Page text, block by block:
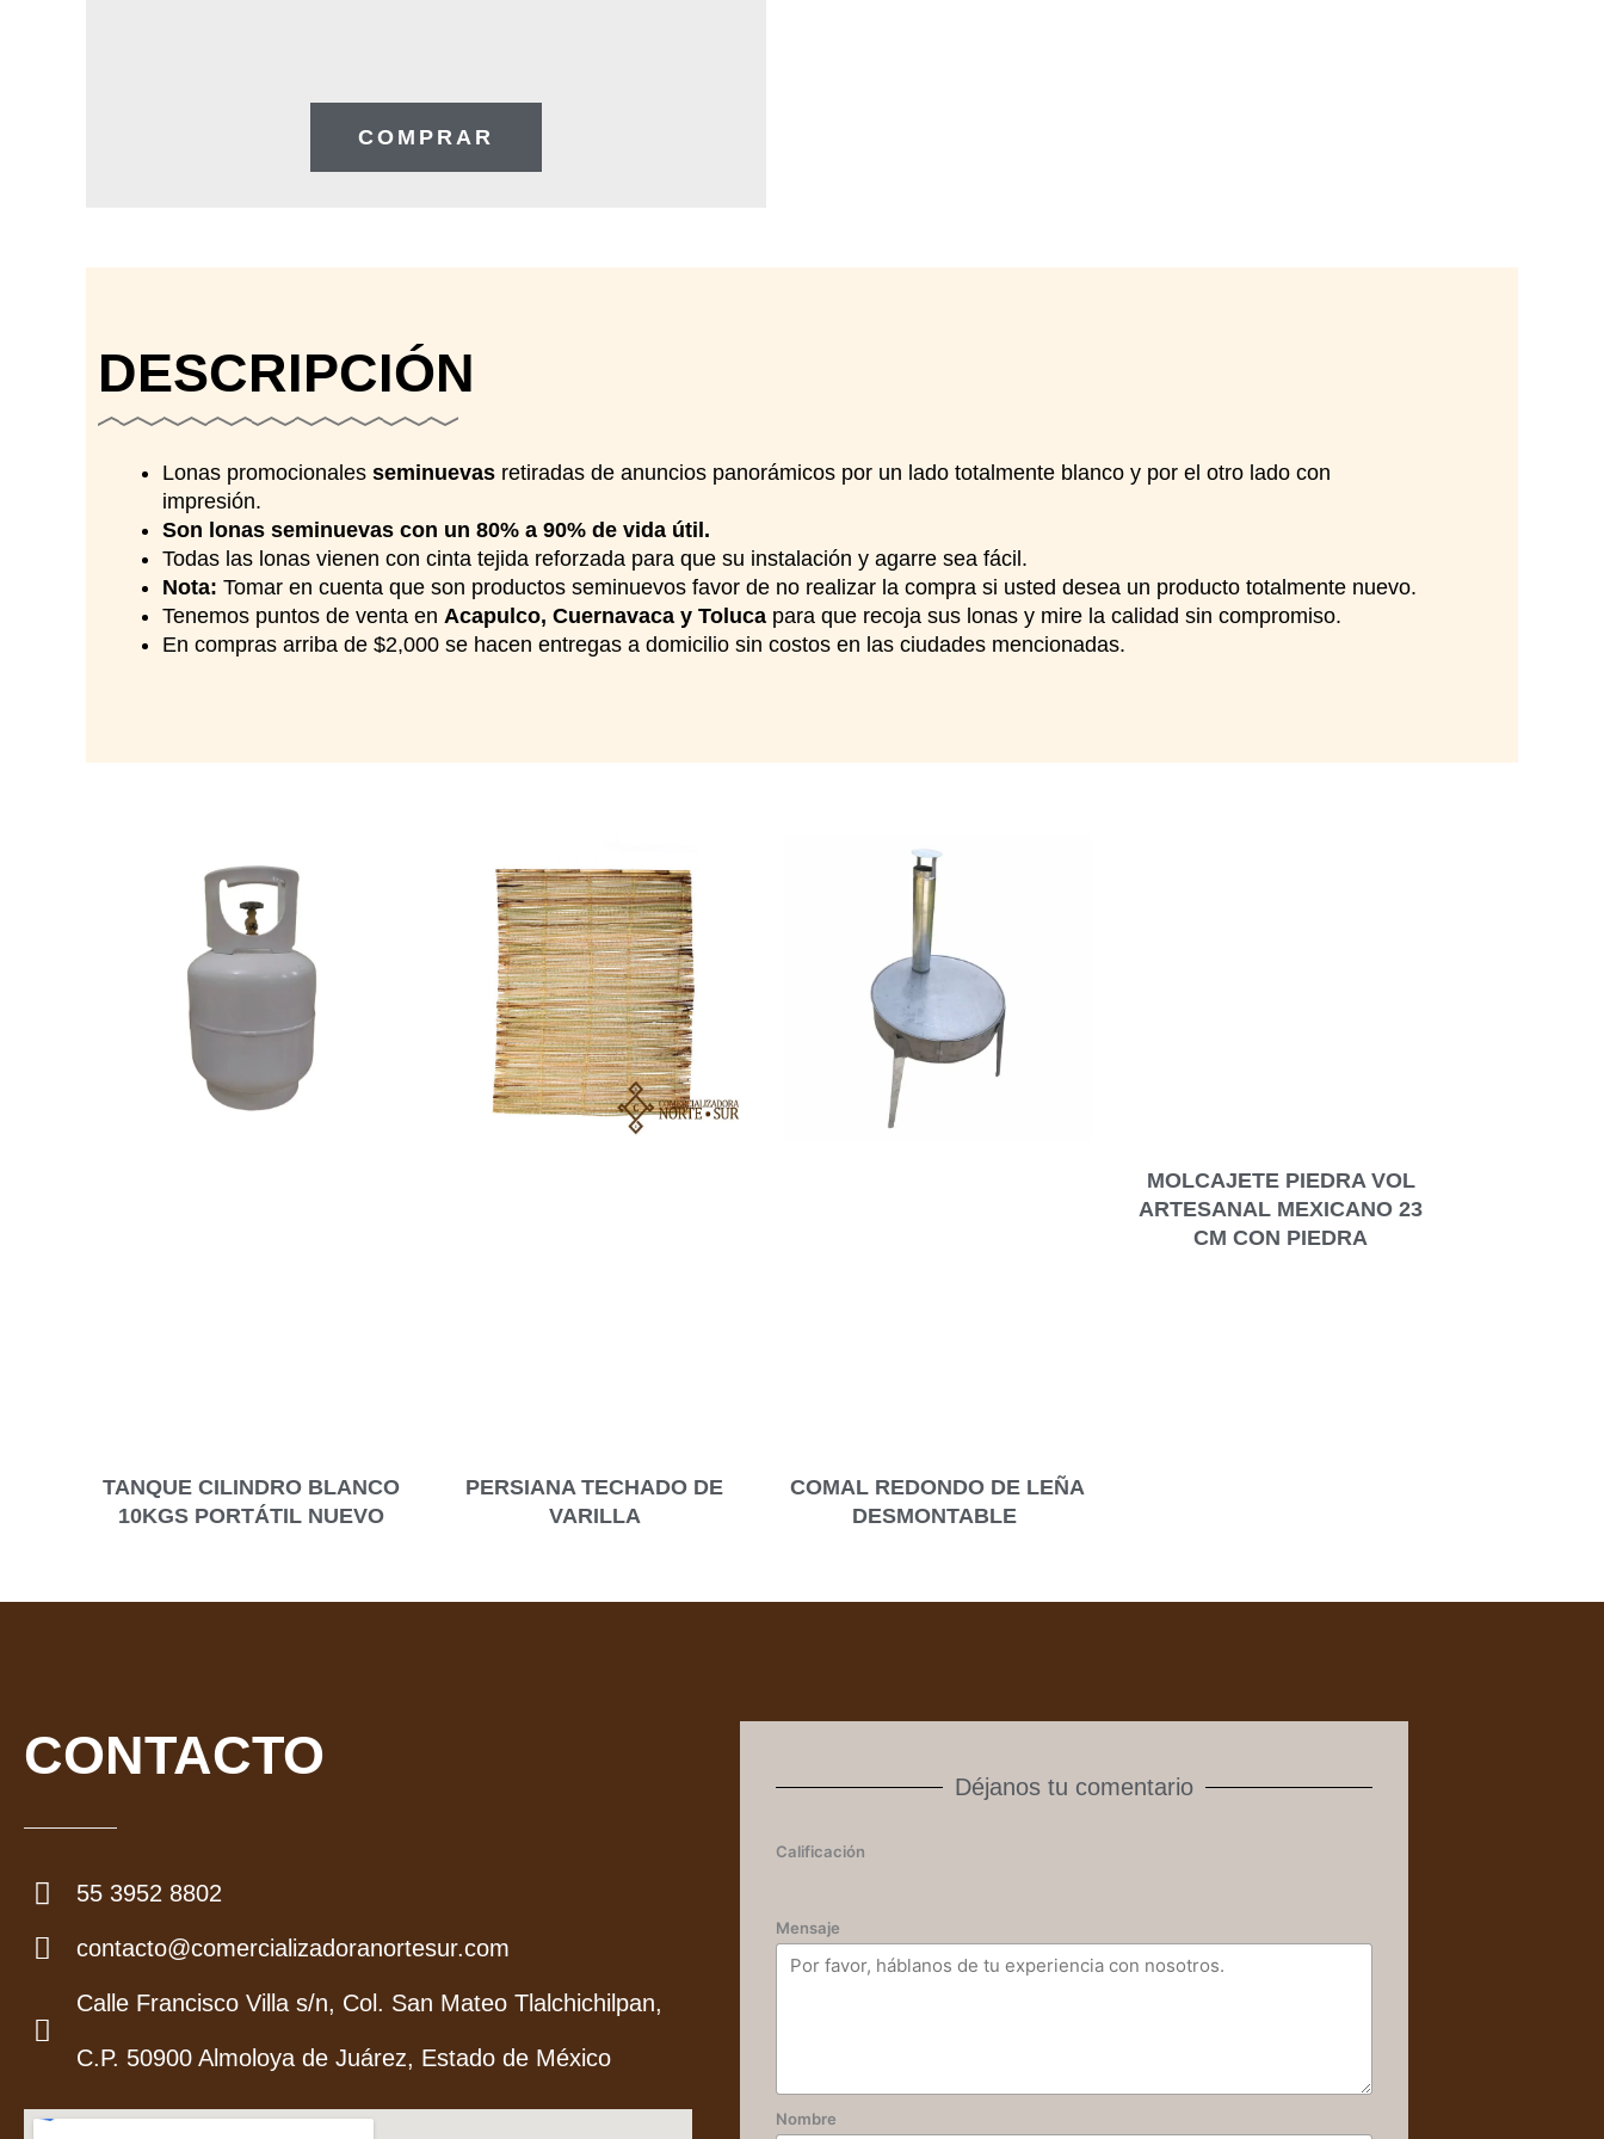
COMPRAR
DESCRIPCIÓN
Lonas promocionales seminuevas retiradas de anuncios panorámicos por un lado totalmente blanco y por el otro lado con
impresión.
Son lonas seminuevas con un 80% a 90% de vida útil.
Todas las lonas vienen con cinta tejida reforzada para que su instalación y agarre sea fácil.
Nota: Tomar en cuenta que son productos seminuevos favor de no realizar la compra si usted desea un producto totalmente nuevo.
Tenemos puntos de venta en Acapulco, Cuernavaca y Toluca para que recoja sus lonas y mire la calidad sin compromiso.
En compras arriba de $2,000 se hacen entregas a domicilio sin costos en las ciudades mencionadas.
TANQUE CILINDRO BLANCO
10KGS PORTÁTIL NUEVO
PERSIANA TECHADO DE
VARILLA
COMAL REDONDO DE LEÑA
DESMONTABLE
MOLCAJETE PIEDRA VOL
ARTESANAL MEXICANO 23
CM CON PIEDRA
CONTACTO
55 3952 8802
contacto@comercializadoranortesur.com
Calle Francisco Villa s/n, Col. San Mateo Tlalchichilpan,
C.P. 50900 Almoloya de Juárez, Estado de México
Déjanos tu comentario
Calificación
Mensaje
Nombre